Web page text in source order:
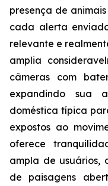
presença de
cada alerta
relevante e
amplia
câmeras com
expandindo sua
doméstica típica
expostos ao
oferece
ampla de usuários,
de paisagens